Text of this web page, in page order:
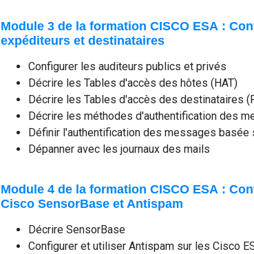
Module 3 de la formation CISCO ESA :
expéditeurs et destinataires
Configurer les auditeurs publics et privés
Décrire les Tables d'accès des hôtes (HAT)
Décrire les Tables d'accès des destinataires
Décrire les méthodes d'authentification des
Définir l'authentification des messages basée
Dépanner avec les journaux des mails
Module 4 de la formation CISCO ESA :
Cisco SensorBase et Antispam
Décrire SensorBase
Configurer et utiliser Antispam sur les Cisco